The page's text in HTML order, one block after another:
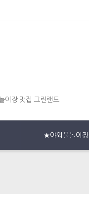
이장 맛집 그린랜드
★야외물놀이장